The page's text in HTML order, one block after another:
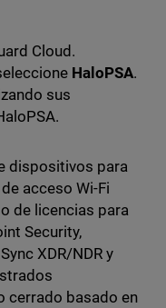
Cloud.
HaloPSA.
sus
dispositivos para
acceso Wi-Fi
de licencias para
Security,
XDR/NDR y
cerrado basado en